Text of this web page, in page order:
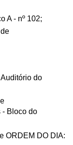
A - nº 102;
do
- Bloco do
ORDEM DO DIA: